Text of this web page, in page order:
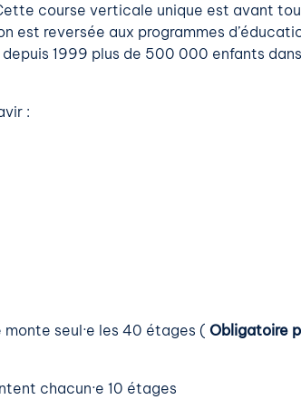
course verticale unique est avant
est reversée aux programmes
1999 plus de 500 000 enfants
:
monte seul·e les 40 étages ( Obligatoire
chacun·e 10 étages